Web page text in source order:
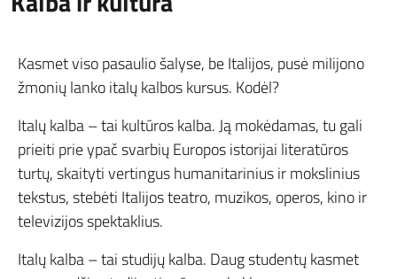
Kasmet viso pasaulio šalyse, be Italijos, pusė milijono
žmonių lanko italų kalbos kursus. Kodėl?
Italų kalba – tai kultūros kalba. Ją mokėdamas, tu gali
prieiti prie ypač svarbių Europos istorijai literatūros
turtų, skaityti vertingus humanitarinius ir mokslinius
tekstus, stebėti Italijos teatro, muzikos, operos, kino ir
televizijos spektaklius.
Italų kalba – tai studijų kalba. Daug studentų kasmet